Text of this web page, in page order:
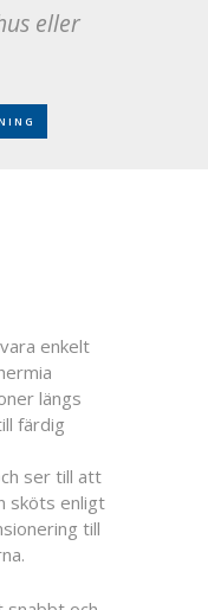
eller
enkelt
längs
färdig
ser till att
sköts enligt
till